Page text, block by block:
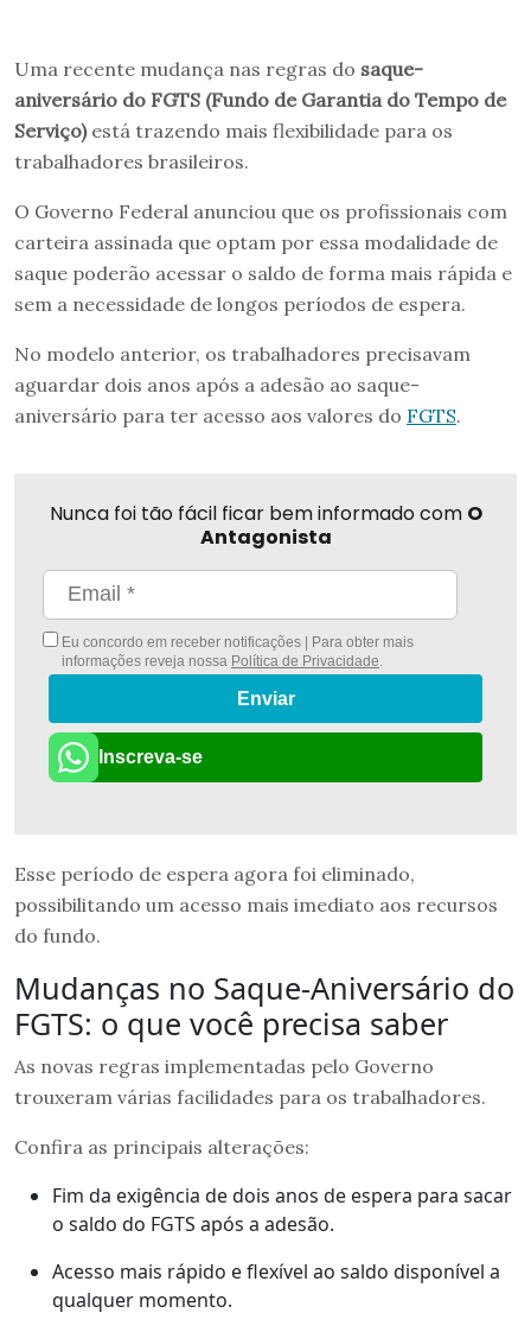
Uma recente mudança nas regras do saque-
aniversário do FGTS (Fundo de Garantia do Tempo de
Serviço)está trazendo mais flexibilidade para os
trabalhadores brasileiros.
O Governo Federal anunciou que os profissionais com
carteira assinada que optam por essa modalidade de
saque poderão acessar o saldo de forma mais rápida e
sem a necessidade de longos períodos de espera.
No modelo anterior, os trabalhadores precisavam
aguardar dois anos após a adesão ao saque-
aniversário para ter acesso aos valores do FGTS.
Nunca foi tão fácil ficar bem informado com O
Antagonista
Eu concordo em receber notificações | Para obter mais
informações reveja nossa Política de Privacidade
Enviar
Inscreva-se
Esse período de espera agora foi eliminado,
possibilitando um acesso mais imediato aos recursos
do fundo.
Mudanças no Saque-Aniversário do
FGTS: o que você precisa saber
As novas regras implementadas pelo Governo
trouxeram várias facilidades para os trabalhadores.
Confira as principais alterações:
Fim da exigência de dois anos de espera para sacar
o saldo do FGTS após a adesão.
Acesso mais rápido e flexível ao saldo disponível a
qualquer momento.